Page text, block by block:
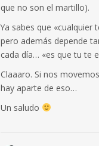
que no son el martillo).
Ya sabes que «cualquier
pero además depende
cada día… «es que tu te
Claaaro. Si nos
hay aparte de eso…
Un saludo